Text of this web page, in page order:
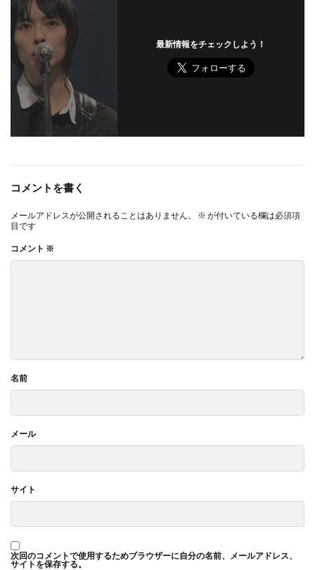
最新情報をチェックしよう！
コメントを書く
メールアドレスが公開されることはありません。 ※ が付いている欄は必須項
目です
コメント ※
名前
メール
サイト
次回のコメントで使用するためブラウザーに自分の名前、メールアドレス、
サイトを保存する。